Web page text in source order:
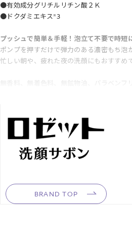
●有効成分グリチルリチン酸２Ｋ
●ドクダミエキス*3
プッシュで簡単＆手軽！泡立て不要で時短
ポンプを押すだけで弾力のある濃密もち泡
忙しい朝や、疲れた夜の洗顔にもおすすめで
敏感肌パッチテスト済み*5
*1 自社泡洗顔料において
*2 ニキビを防ぐこと
*3 保湿成分
*4 すべての方にコメド(ニキビのもと)が
*5 すべての方に刺激が起こらないというわ
【JANコード】4901696500682
BRAND TOP